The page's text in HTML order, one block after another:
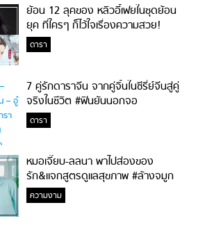
ย้อน 12 ลุคของ หลิวอี้เฟยในชุดย้อน
ยุค ที่ใครๆ ก็ไว้ใจเรื่องความสวย!
ดารา
7 คู่รักดาราจีน จากคู่จิ้นในซีรี่ย์จีนสู่คู่
จริงในชีวิต #ฟินยันนอกจอ
ดารา
หมอเจี๊ยบ-ลลนา พาไปส่องของ
รัก&แจกสูตรดูแลสุขภาพ #ล้างจมูก
ไม่ยากจะสอนให้
ความงาม